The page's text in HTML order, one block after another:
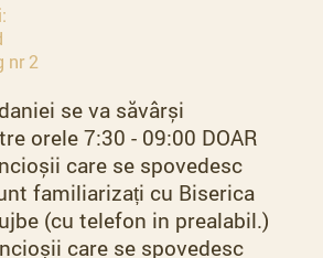
nr 2
se va săvârși
orele 7:30 - 09:00 DOAR
care se spovedesc
familiarizați cu Biserica
(cu telefon in prealabil.)
care se spovedesc